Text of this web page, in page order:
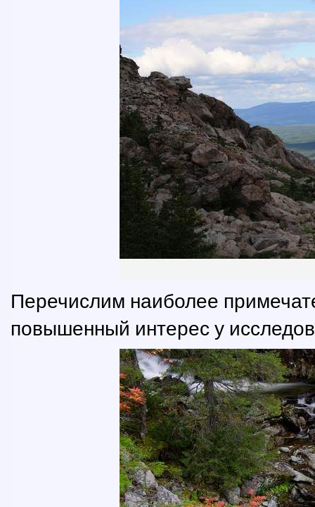
Перечислим наиболее
повышенный интерес у